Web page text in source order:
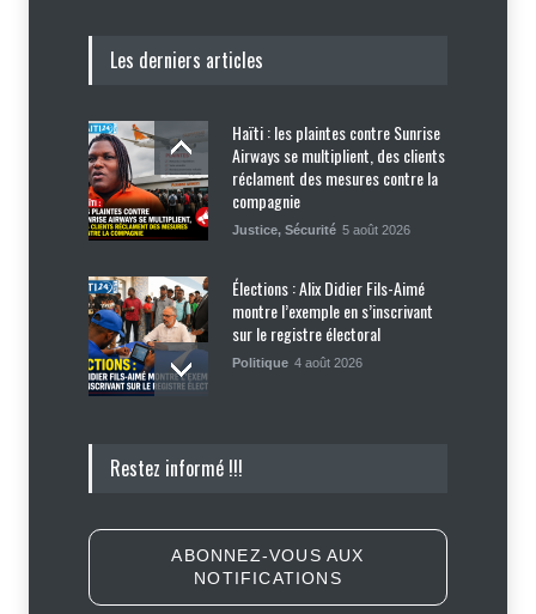
Les derniers articles
Haïti : les plaintes contre Sunrise
Airways se multiplient, des clients
réclament des mesures contre la
compagnie
Justice, Sécurité 5 août 2026
Élections : Alix Didier Fils-Aimé
montre l’exemple en s’inscrivant
sur le registre électoral
Politique 4 août 2026
veut ressusciter le démon Lavalas,
17 jours entre les mains des
Restez informé !!!
ABONNEZ-VOUS AUX
NOTIFICATIONS